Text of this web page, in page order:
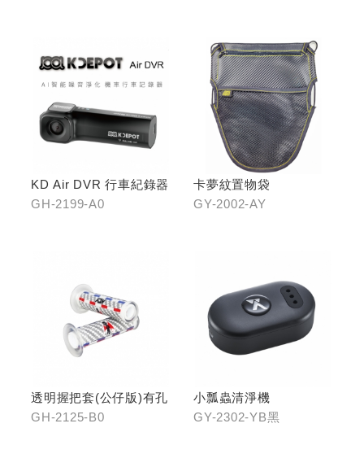
KD Air DVR 行車紀錄器
GH-2199-A0
卡夢紋置物袋
GY-2002-AY
透明握把套(公仔版)有孔
GH-2125-B0
小瓢蟲清淨機
GY-2302-YB黑